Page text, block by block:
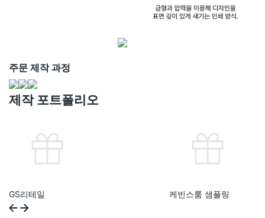
주문 제작 과정
제작 포트폴리오
GS리테일 케빈스룸 샘플링